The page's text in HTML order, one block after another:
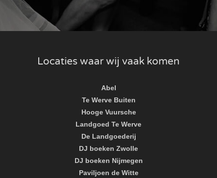
Locaties waar wij vaak komen
Abel
Te Werve Buiten
Hooge Vuursche
Landgoed Te Werve
De Landgoederij
DJ boeken Zwolle
DJ boeken Nijmegen
Paviljoen de Witte